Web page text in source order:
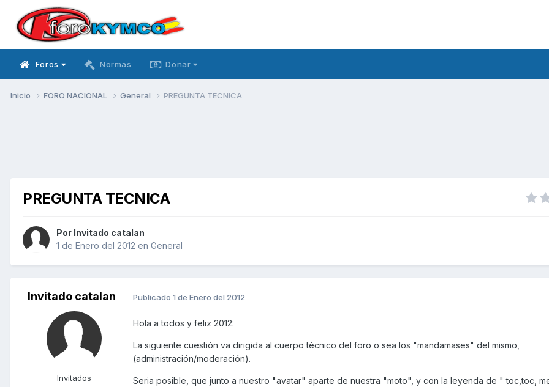
Foros Normas Donar
Inicio FORO NACIONAL General PREGUNTA TECNICA
PREGUNTA TECNICA
Por Invitado catalan
1 de Enero del 2012 en General
Invitado catalan
Invitados
Publicado 1 de Enero del 2012
Hola a todos y feliz 2012:
La siguiente cuestión va dirigida al cuerpo técnico del foro o sea los "mandamases" del mismo,
(administración/moderación).
Seria posible, que junto a nuestro "avatar" aparte de nuestra "moto", y con la leyenda de " toc,toc,